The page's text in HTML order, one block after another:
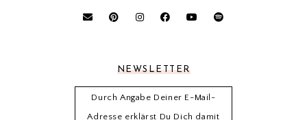
NEWSLETTER
Durch Angabe Deiner E-Mail-
Adresse erklärst Du Dich damit